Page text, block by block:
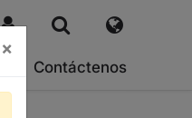
Contáctenos
×